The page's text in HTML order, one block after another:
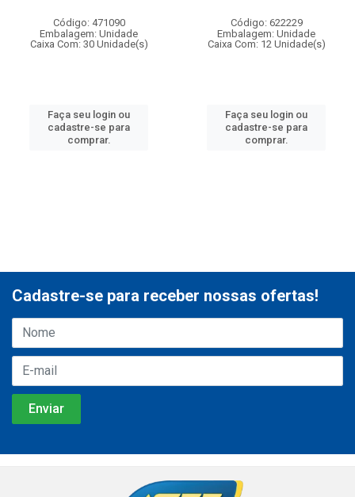
Código: 471090
Embalagem: Unidade
Caixa Com: 30 Unidade(s)
Faça seu login ou
cadastre-se para
comprar.
Código: 622229
Embalagem: Unidade
Caixa Com: 12 Unidade(s)
Faça seu login ou
cadastre-se para
comprar.
Cadastre-se para receber nossas ofertas!